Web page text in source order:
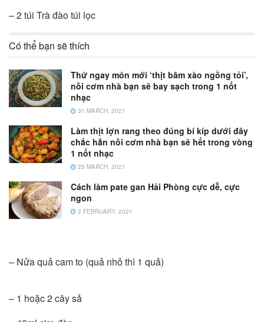
– 2 túi Trà đào túi lọc
Có thể bạn sẽ thích
Thử ngay món mới ‘thịt băm xào ngồng tỏi’,
nồi cơm nhà bạn sẽ bay sạch trong 1 nốt
nhạc
31 MARCH, 2021
Làm thịt lợn rang theo đúng bí kíp dưới đây
chắc hẳn nồi cơm nhà bạn sẽ hết trong vòng
1 nốt nhạc
25 MARCH, 2021
Cách làm pate gan Hải Phòng cực dễ, cực
ngon
2 FEBRUARY, 2021
– Nửa quả cam to (quả nhỏ thì 1 quả)
– 1 hoặc 2 cây sả